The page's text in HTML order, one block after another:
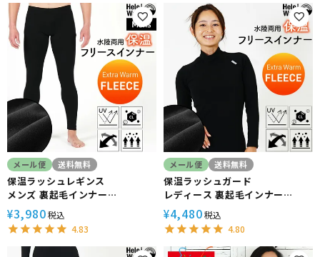
メール便 送料無料
保温ラッシュレギンス
メンズ 裏起毛インナー
HeleiWaho ヘレイワホ 水陸両
用 ウェットスーツ ドライスーツ
ダイビング サーフィン 防寒 日本
¥3,980税込
4.83
メール便 送料無料
保温ラッシュガード
レディース 裏起毛インナー
HeleiWaho ヘレイワホ 水陸両
用 ウェットスーツ ドライスーツ
ダイビング サーフィン 防寒 日本
製
¥4,480税込
4.80